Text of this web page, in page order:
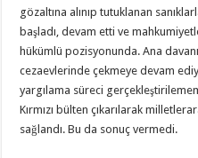
gözaltına alınıp tutuklanan
başladı, devam etti ve
hükümlü pozisyonunda. Ana
cezaevlerinde çekmeye devam
yargılama süreci
Kırmızı bülten çıkarılarak
sağlandı. Bu da sonuç vermedi.